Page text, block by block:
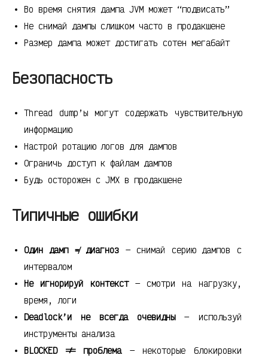
Во время снятия дампа JVM может “подвисать”
Не снимай дампы слишком часто в продакшене
Размер дампа может достигать сотен мегабайт
Безопасность
Thread dump’ы могут содержать чувствительную
информацию
Настрой ротацию логов для дампов
Ограничь доступ к файлам дампов
Будь осторожен с JMX в продакшене
Типичные ошибки
Один дамп ≠ диагноз — снимай серию дампов с
интервалом
Не игнорируй контекст— смотри на нагрузку,
время, логи
Deadlock’и не всегда очевидны— используй
инструменты анализа
BLOCKED != проблема— некоторые блокировки